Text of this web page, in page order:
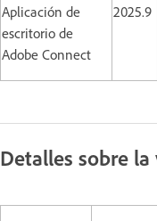
Aplicación de
escritorio de
Adobe Connect
2025.9
Detalles sobre